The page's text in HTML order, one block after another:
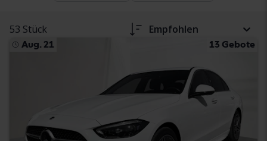
53 Stück Empfohlen
Aug. 21 13 Gebote